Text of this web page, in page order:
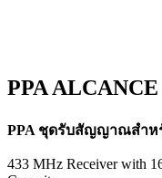
PPA ALCANCE
PPA ชุดรับสัญญาณสำห
433 MHz Receiver with